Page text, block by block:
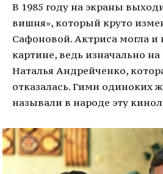
В 1985 году на экраны
вишня», который круто
Сафоновой. Актриса могла и
картине, ведь изначально
Наталья Андрейченко,
отказалась. Гимн одиноких
называли в народе эту